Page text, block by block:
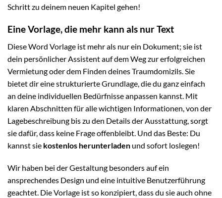
Schritt zu deinem neuen Kapitel gehen!
Eine Vorlage, die mehr kann als nur Text
Diese Word Vorlage ist mehr als nur ein Dokument; sie ist
dein persönlicher Assistent auf dem Weg zur erfolgreichen
Vermietung oder dem Finden deines Traumdomizils. Sie
bietet dir eine strukturierte Grundlage, die du ganz einfach
an deine individuellen Bedürfnisse anpassen kannst. Mit
klaren Abschnitten für alle wichtigen Informationen, von der
Lagebeschreibung bis zu den Details der Ausstattung, sorgt
sie dafür, dass keine Frage offenbleibt. Und das Beste: Du
kannst sie kostenlos herunterladen und sofort loslegen!
Wir haben bei der Gestaltung besonders auf ein
ansprechendes Design und eine intuitive Benutzerführung
geachtet. Die Vorlage ist so konzipiert, dass du sie auch ohne